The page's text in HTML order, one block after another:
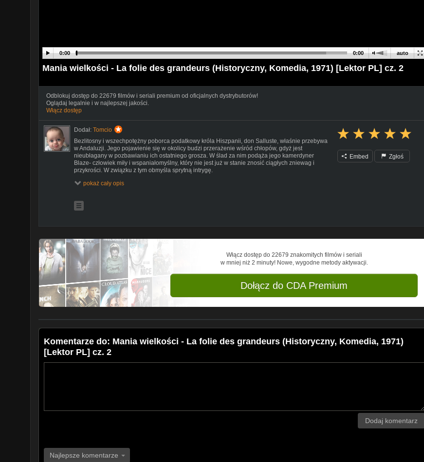
auto
0:00 0:00
Mania wielkości - La folie des grandeurs (Historyczny, Komedia, 1971) [Lektor PL] cz. 2
Odblokuj dostęp do 22679 filmów i seriali premium od oficjalnych dystrybutorów!
Oglądaj legalnie i w najlepszej jakości.
Włącz dostęp
Dodał: Tomcio
Bezlitosny i wszechpotężny poborca podatkowy króla Hiszpanii, don Salluste, właśnie przebywa
w Andaluzji. Jego pojawienie się w okolicy budzi przerażenie wśród chłopów, gdyż jest
nieubłagany w pozbawianiu ich ostatniego grosza. W ślad za nim podąża jego kamerdyner
Blaze- człowiek miły i wspaniałomyślny, który nie jest już w stanie znosić ciągłych zniewag i
przykrości. W związku z tym obmyśla sprytną intrygę.
pokaż cały opis
Embed Zgłoś
Włącz dostęp do 22679 znakomitych filmów i seriali
w mniej niż 2 minuty! Nowe, wygodne metody aktywacji.
Dołącz do CDA Premium
Komentarze do: Mania wielkości - La folie des grandeurs (Historyczny, Komedia, 1971)
[Lektor PL] cz. 2
Dodaj komentarz
Najlepsze komentarze